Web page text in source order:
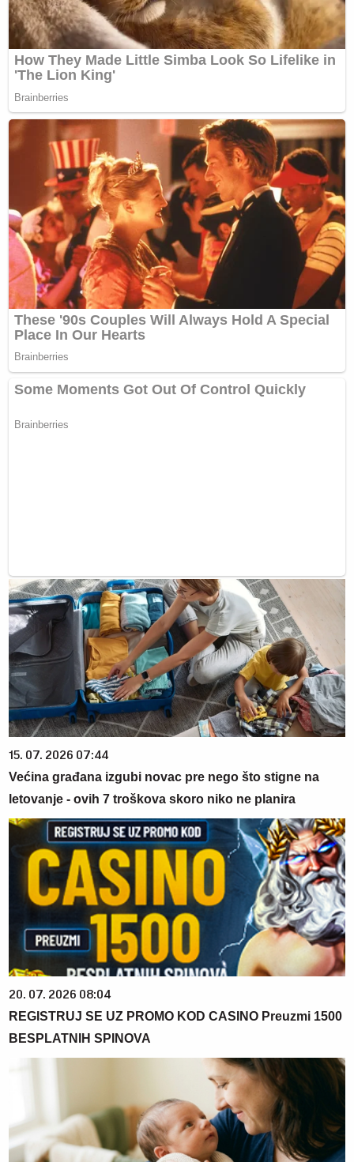
15. 07. 2026 07:44
Većina građana izgubi novac pre nego što stigne na
letovanje - ovih 7 troškova skoro niko ne planira
20. 07. 2026 08:04
REGISTRUJ SE UZ PROMO KOD CASINO Preuzmi 1500
BESPLATNIH SPINOVA